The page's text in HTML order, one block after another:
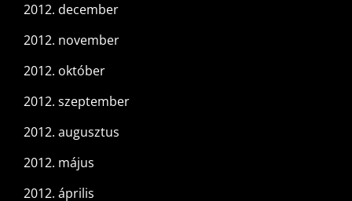
2012. december
2012. november
2012. október
2012. szeptember
2012. augusztus
2012. május
2012. április